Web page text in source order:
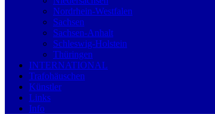
Nordrhein-Westfalen
Sachsen
Sachsen-Anhalt
Schleswig-Holstein
Thüringen
INTERNATIONAL
Trafohäuschen
Künstler
Links
Info